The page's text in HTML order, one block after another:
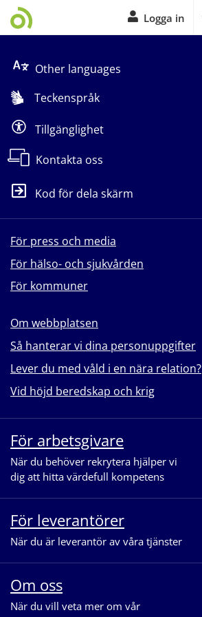
Logga in
Other languages
Teckenspråk
Tillgänglighet
Kontakta oss
Kod för dela skärm
För press och media
För hälso- och sjukvården
För kommuner
Om webbplatsen
Så hanterar vi dina personuppgifter
Lever du med våld i en nära relation?
Vid höjd beredskap och krig
För arbetsgivare
När du behöver rekrytera hjälper vi
dig att hitta värdefull kompetens
För leverantörer
När du är leverantör av våra tjänster
Om oss
När du vill veta mer om vår